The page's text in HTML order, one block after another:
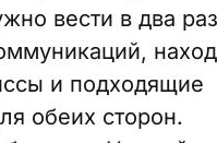
вести в два
и подходящие
обеих сторон.